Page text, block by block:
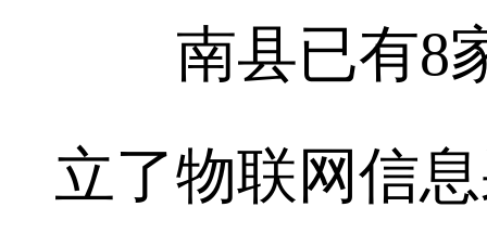
南县已有8家
立了物联网信